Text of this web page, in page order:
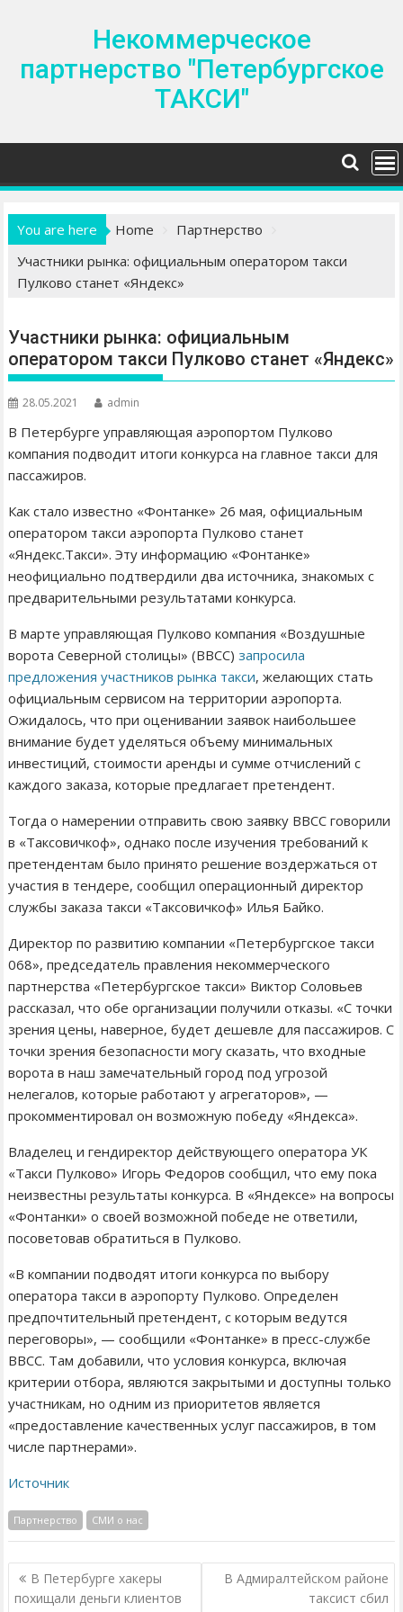
c
n
Некоммерческое
партнерство "Петербургское
ТАКСИ"
You are here Home
Партнерство
Участники рынка: официальным оператором такси
Пулково станет «Яндекс»
Участники рынка: официальным
оператором такси Пулково станет «Яндекс»
28.05.2021 admin
В Петербурге управляющая аэропортом Пулково
компания подводит итоги конкурса на главное такси для
пассажиров.
Как стало известно «Фонтанке» 26 мая, официальным
оператором такси аэропорта Пулково станет
«Яндекс.Такси». Эту информацию «Фонтанке»
неофициально подтвердили два источника, знакомых с
предварительными результатами конкурса.
В марте управляющая Пулково компания «Воздушные
ворота Северной столицы» (ВВСС)запросила
предложения участников рынка такси, желающих стать
официальным сервисом на территории аэропорта.
Ожидалось, что при оценивании заявок наибольшее
внимание будет уделяться объему минимальных
инвестиций, стоимости аренды и сумме отчислений с
каждого заказа, которые предлагает претендент.
Тогда о намерении отправить свою заявку ВВСС говорили
в «Таксовичкоф», однако после изучения требований к
претендентам было принято решение воздержаться от
участия в тендере, сообщил операционный директор
службы заказа такси «Таксовичкоф» Илья Байко.
Директор по развитию компании «Петербургское такси
068», председатель правления некоммерческого
партнерства «Петербургское такси» Виктор Соловьев
рассказал, что обе организации получили отказы. «С точки
зрения цены, наверное, будет дешевле для пассажиров. С
точки зрения безопасности могу сказать, что входные
ворота в наш замечательный город под угрозой
нелегалов, которые работают у агрегаторов», —
прокомментировал он возможную победу «Яндекса».
Владелец и гендиректор действующего оператора УК
«Такси Пулково» Игорь Федоров сообщил, что ему пока
неизвестны результаты конкурса. В «Яндексе» на вопросы
«Фонтанки» о своей возможной победе не ответили,
посоветовав обратиться в Пулково.
«В компании подводят итоги конкурса по выбору
оператора такси в аэропорту Пулково. Определен
предпочтительный претендент, с которым ведутся
переговоры», — сообщили «Фонтанке» в пресс-службе
ВВСС. Там добавили, что условия конкурса, включая
критерии отбора, являются закрытыми и доступны только
участникам, но одним из приоритетов является
«предоставление качественных услуг пассажиров, в том
числе партнерами».
Источник
Партнерство СМИ о нас
Н
а
В Петербурге хакеры
похищали деньги клиентов
В Адмиралтейском районе
таксист сбил